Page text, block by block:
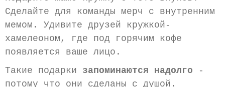
Сделайте для команды мерч с внутренним
мемом. Удивите друзей кружкой-
хамелеоном, где под горячим кофе
появляется ваше лицо.
Такие подарки запоминаются надолго -
потому что они сделаны с душой.